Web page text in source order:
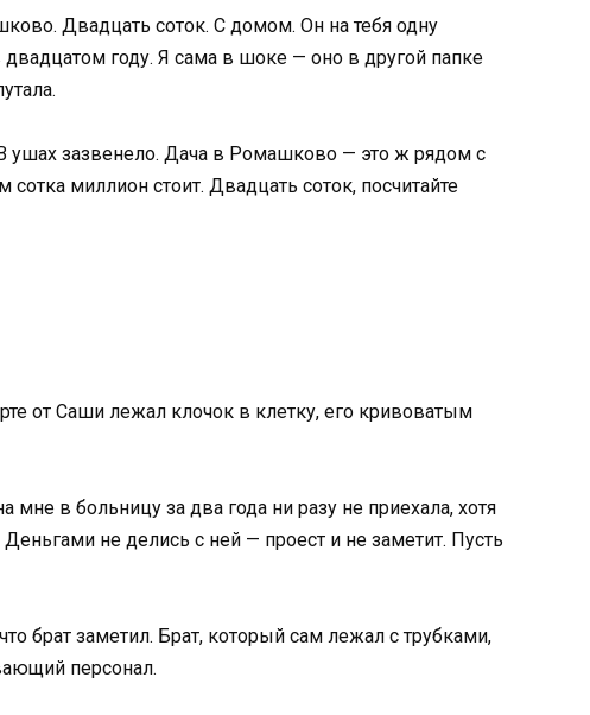
Двадцать соток. С домом. Он на тебя одну
году. Я сама в шоке — оно в другой папке
ушах зазвенело. Дача в Ромашково — это ж рядом с
сотка миллион стоит. Двадцать соток, посчитайте
от Саши лежал клочок в клетку, его кривоватым
мне в больницу за два года ни разу не приехала, хотя
не делись с ней — проест и не заметит. Пусть
брат заметил. Брат, который сам лежал с трубками,
персонал.